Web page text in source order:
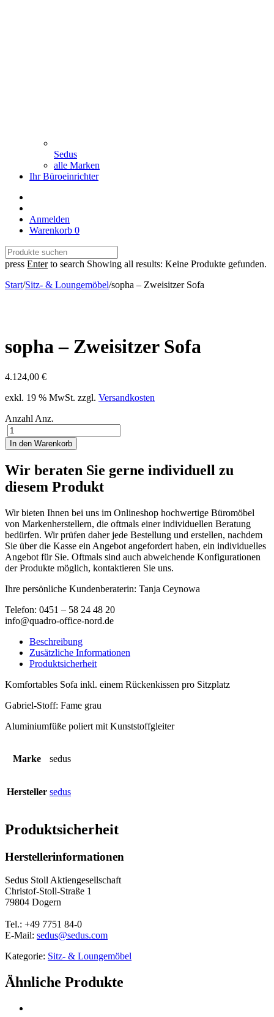
Sedus
alle Marken
Ihr Büroeinrichter
Anmelden
Warenkorb 0
press Enterto search Showing all results: Keine Produkte gefunden.
Start/Sitz- & Loungemöbel/sopha – Zweisitzer Sofa
sopha – Zweisitzer Sofa
4.124,00 €
exkl. 19 % MwSt. zzgl. Versandkosten
Anzahl Anz.
In den Warenkorb
Wir beraten Sie gerne individuell zu
diesem Produkt
Wir bieten Ihnen bei uns im Onlineshop hochwertige Büromöbel
von Markenherstellern, die oftmals einer individuellen Beratung
bedürfen. Wir prüfen daher jede Bestellung und erstellen, nachdem
Sie über die Kasse ein Angebot angefordert haben, ein individuelles
Angebot für Sie. Oftmals sind auch abweichende Konfigurationen
der Produkte möglich, kontaktieren Sie uns.
Ihre persönliche Kundenberaterin: Tanja Ceynowa
Telefon: 0451 – 58 24 48 20
info@quadro-office-nord.de
Beschreibung
Zusätzliche Informationen
Produktsicherheit
Komfortables Sofa inkl. einem Rückenkissen pro Sitzplatz
Gabriel-Stoff: Fame grau
Aluminiumfüße poliert mit Kunststoffgleiter
Marke sedus
Hersteller sedus
Produktsicherheit
Herstellerinformationen
Sedus Stoll Aktiengesellschaft
Christof-Stoll-Straße 1
79804 Dogern
Tel.: +49 7751 84-0
E-Mail: sedus@sedus.com
Kategorie: Sitz- & Loungemöbel
Ähnliche Produkte